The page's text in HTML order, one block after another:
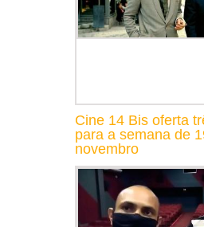
Cine 14 Bis oferta
para a semana de
novembro